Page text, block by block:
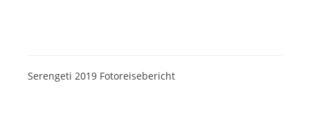
Serengeti 2019 Fotoreisebericht